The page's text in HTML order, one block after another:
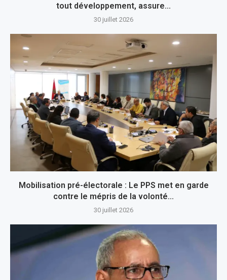
tout développement, assure...
30 juillet 2026
Mobilisation pré-électorale : Le PPS met en garde
contre le mépris de la volonté...
30 juillet 2026